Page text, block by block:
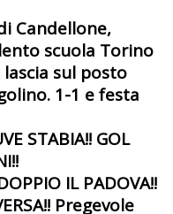
Candellone,
scuola Torino
sul posto
1-1 e festa
STABIA!! GOL
IL PADOVA!!
Pregevole